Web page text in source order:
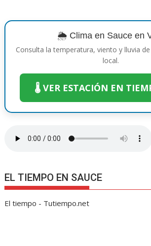
o
k
st A
p
p
n
g
er
Li
n
k
a
🌦️ Clima en Sauce en
Consulta la temperatura, viento y lluvia
local.
🌡️ VER ESTACIÓN EN
EL TIEMPO EN SAUCE
El tiempo - Tutiempo.net